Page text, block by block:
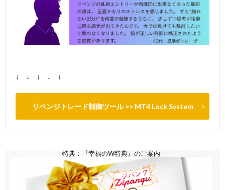
↓ ↓ ↓ ↓ ↓
リベンジトレード制御ツール >> MT4 Lock System
特典：『幸福のW特典』のご案内